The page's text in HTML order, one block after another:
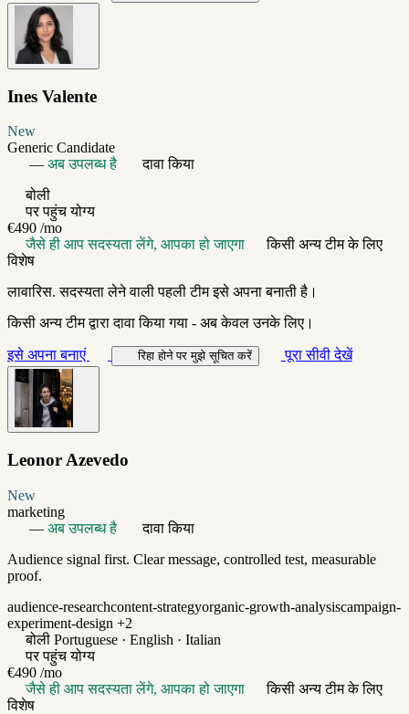
Ines Valente
New
Generic Candidate
— अब उपलब्ध है
दावा किया
बोली
पर पहुंच योग्य
€490 /mo
जैसे ही आप सदस्यता लेंगे, आपका हो जाएगा
किसी अन्य टीम के लिए
विशेष
लावारिस. सदस्यता लेने वाली पहली टीम इसे अपना बनाती है।
किसी अन्य टीम द्वारा दावा किया गया - अब केवल उनके लिए।
इसे अपना बनाएं रिहा होने पर मुझे सूचित करें पूरा सीवी देखें
Leonor Azevedo
New
marketing
— अब उपलब्ध है
दावा किया
Audience signal first. Clear message, controlled test, measurable
proof.
audience-researchcontent-strategyorganic-growth-analysiscampaign-
experiment-design +2
बोली Portuguese · English · Italian
पर पहुंच योग्य
€490 /mo
जैसे ही आप सदस्यता लेंगे, आपका हो जाएगा
किसी अन्य टीम के लिए
विशेष